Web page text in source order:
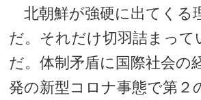
北朝鮮が強硬に出てくる
だ。それだけ切羽詰まって
だ。体制矛盾に国際社会の
発の新型コロナ事態で第２